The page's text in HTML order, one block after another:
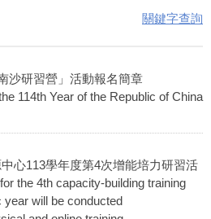
關鍵字查詢
沙研習營」活動報名簡章
114th Year of the Republic of China
心113學年度第4次增能培力研習活
the 4th capacity-building training
year will be conducted